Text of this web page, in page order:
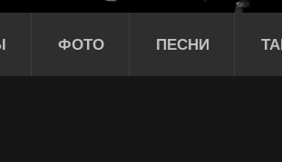
ФОТО ПЕСНИ